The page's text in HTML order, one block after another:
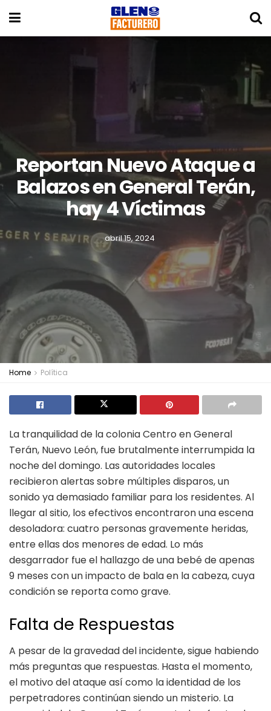
Reportan Nuevo Ataque a
Balazos en General Terán,
hay 4 Víctimas
abril 15, 2024
Home Política
La tranquilidad de la colonia Centro en General
Terán, Nuevo León, fue brutalmente interrumpida la
noche del domingo. Las autoridades locales
recibieron alertas sobre múltiples disparos, un
sonido ya demasiado familiar para los residentes. Al
llegar al sitio, los efectivos encontraron una escena
desoladora: cuatro personas gravemente heridas,
entre ellas dos menores de edad. Lo más
desgarrador fue el hallazgo de una bebé de apenas
9 meses con un impacto de bala en la cabeza, cuya
condición se reporta como grave.
Falta de Respuestas
A pesar de la gravedad del incidente, sigue habiendo
más preguntas que respuestas. Hasta el momento,
el motivo del ataque así como la identidad de los
perpetradores continúan siendo un misterio. La